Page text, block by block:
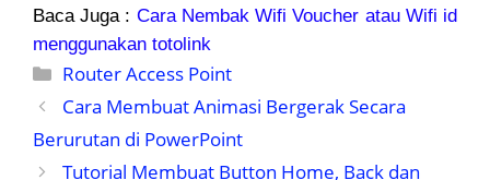
Baca Juga : Cara Nembak Wifi Voucher atau Wifi id
menggunakan totolink
Kategori
Router Access Point
Cara Membuat Animasi Bergerak Secara
Berurutan di PowerPoint
Tutorial Membuat Button Home, Back dan